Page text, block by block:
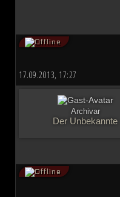
17.09.2013, 17:27
Archivar
Der Unbekannte